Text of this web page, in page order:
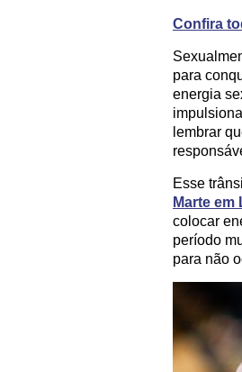
Confira
para
energia
lembrar
Esse
Marte em
colocar
período
para não